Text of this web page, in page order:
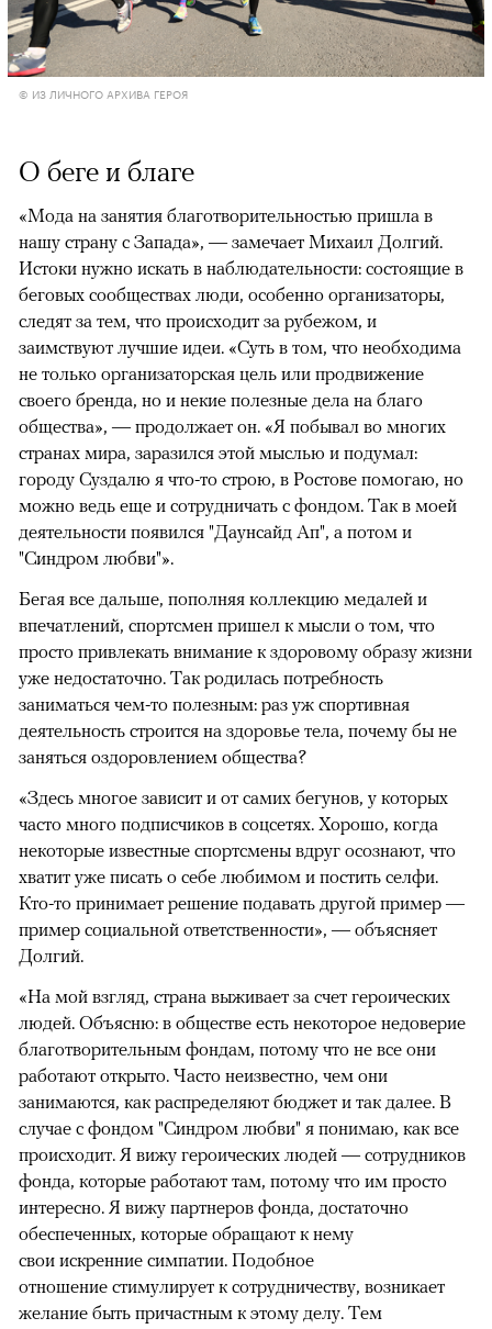
© ИЗ ЛИЧНОГО АРХИВА ГЕРОЯ
О беге и благе
«Мода на занятия благотворительностью пришла в
нашу страну с Запада», — замечает Михаил Долгий.
Истоки нужно искать в наблюдательности: состоящие в
беговых сообществах люди, особенно организаторы,
следят за тем, что происходит за рубежом, и
заимствуют лучшие идеи. «Суть в том, что необходима
не только организаторская цель или продвижение
своего бренда, но и некие полезные дела на благо
общества», — продолжает он. «Я побывал во многих
странах мира, заразился этой мыслью и подумал:
городу Суздалю я что-то строю, в Ростове помогаю, но
можно ведь еще и сотрудничать с фондом. Так в моей
деятельности появился "​Даунсайд Ап"​, а потом и
"Синдром любви"».
Бегая все дальше, пополняя коллекцию медалей и
впечатлений, спортсмен пришел к мысли о том, что
просто привлекать внимание к здоровому образу жизни
уже недостаточно. Так родилась потребность
заниматься чем-то полезным: раз уж спортивная
деятельность строится на здоровье тела, почему бы не
заняться оздоровлением общества?
«Здесь многое зависит и от самих бегунов, у которых
часто много подписчиков в соцсетях. Хорошо, когда
некоторые известные спортсмены вдруг осознают, что
хватит уже писать о себе любимом и постить селфи.
Кто-то принимает решение подавать другой пример —
пример социальной ответственности», — объясняет
Долгий.
«На мой взгляд, страна выживает за счет героических
людей. Объясню: в обществе есть некоторое недоверие
благотворительным фондам, потому что не все они
работают открыто. Часто неизвестно, чем они
занимаются, как распределяют бюджет и так далее. В
случае с фондом "Синдром любви" я понимаю, как все
происходит. Я вижу героических людей — сотрудников
фонда, которые работают там, потому что им просто
интересно. Я вижу партнеров фонда, достаточно
обеспеченных, которые обращают к нему
свои искренние симпатии. Подобное
отношение стимулирует к сотрудничеству, возникает
желание быть причастным к этому делу. Тем